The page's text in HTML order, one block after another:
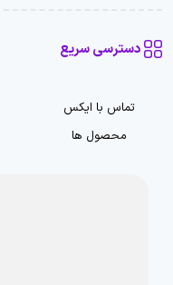
دسترسی سریع
تماس با ایکس
محصول ها